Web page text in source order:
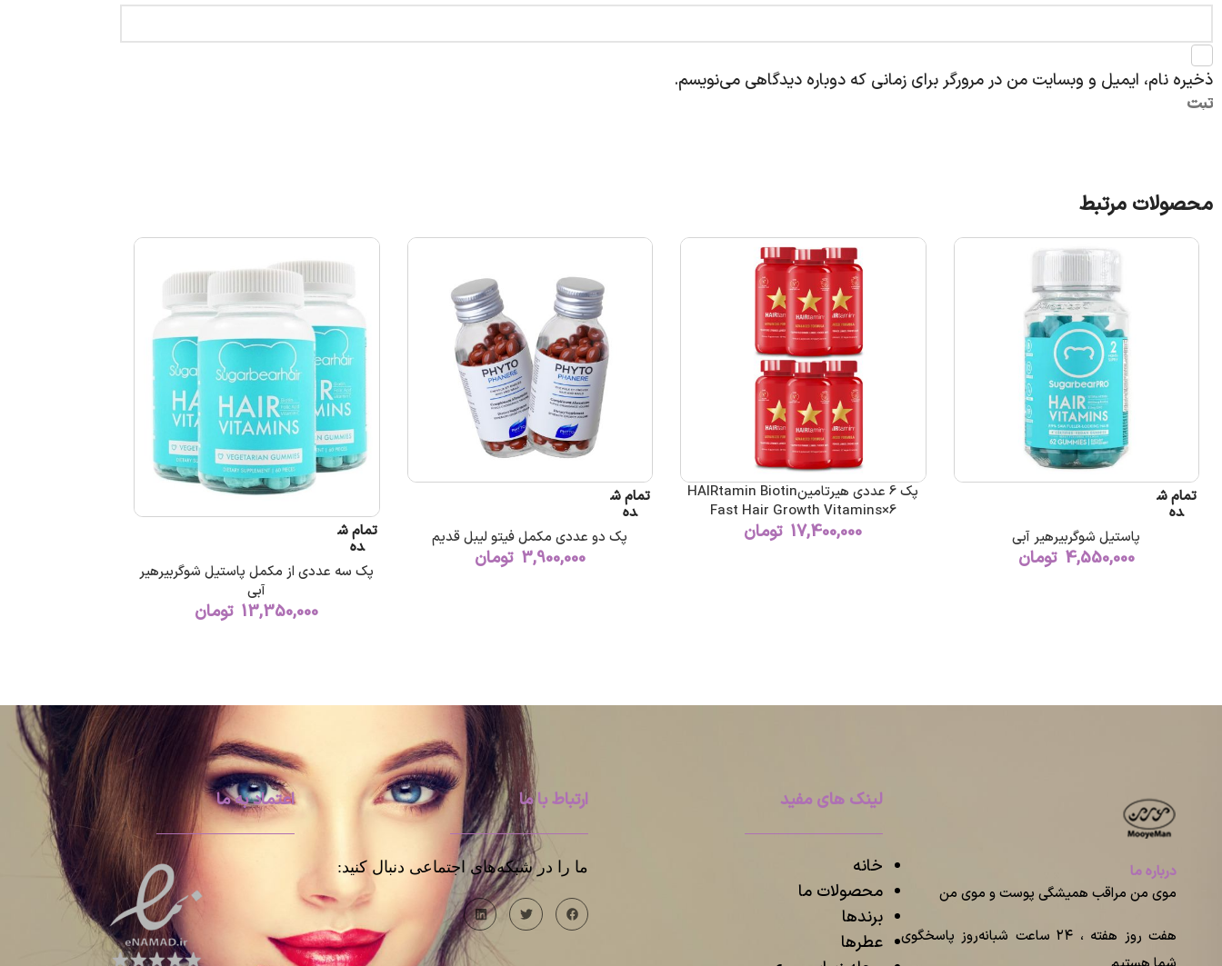
ذخیره نام، ایمیل و وبسایت من در مرورگر برای زمانی که دوباره دیدگاهی می‌نویسم.
محصولات مرتبط
تمام ش
ده
پاستیل شوگربیرهیر آبی
4,550,000 تومان
پک 6 عددی هیرتامینHAIRtamin Biotin
Fast Hair Growth Vitamins×6
17,400,000 تومان
تمام ش
ده
پک دو عددی مکمل فیتو لیبل قدیم
3,900,000 تومان
تمام ش
ده
پک سه عددی از مکمل پاستیل شوگربیرهیر
آبی
13,350,000 تومان
درباره ما
موی من مراقب همیشگی پوست و موی من
هفت روز هفته ، ۲۴ ساعت شبانه‌روز پاسخگوی
لینک های مفید
خانه
محصولات ما
برندها
عطرها
ارتباط با ما
ما را در شبکه‌های اجتماعی دنبال کنید:
اعتماد به ما